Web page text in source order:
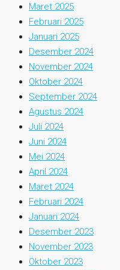
Maret 2025
Februari 2025
Januari 2025
Desember 2024
November 2024
Oktober 2024
September 2024
Agustus 2024
Juli 2024
Juni 2024
Mei 2024
April 2024
Maret 2024
Februari 2024
Januari 2024
Desember 2023
November 2023
Oktober 2023